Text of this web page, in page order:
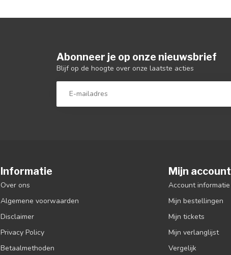
Abonneer je op onze nieuwsbrief
Blijf op de hoogte over onze laatste acties
Informatie
Over ons
Algemene voorwaarden
Disclaimer
Privacy Policy
Betaalmethoden
Mijn account
Account informatie
Mijn bestellingen
Mijn tickets
Mijn verlanglijst
Vergelijk